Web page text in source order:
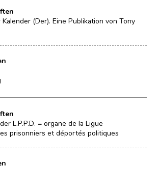
(Der). Eine Publikation von Tony
L.P.P.D. = organe de la Ligue
prisonniers et déportés politiques